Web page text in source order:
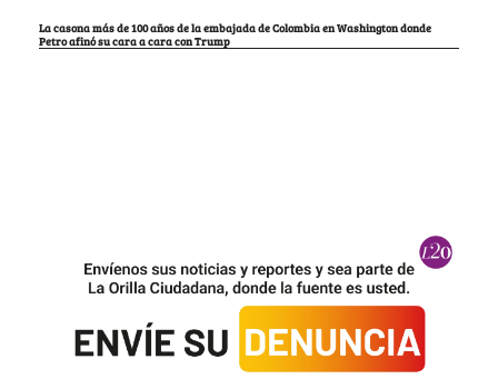
La casona más de 100 años de la embajada de Colombia en Washington donde
Petro afinó su cara a cara con Trump